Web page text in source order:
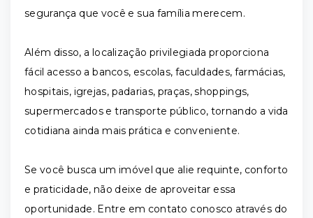
segurança que você e sua família merecem.
Além disso, a localização privilegiada proporciona
fácil acesso a bancos, escolas, faculdades, farmácias,
hospitais, igrejas, padarias, praças, shoppings,
supermercados e transporte público, tornando a vida
cotidiana ainda mais prática e conveniente.
Se você busca um imóvel que alie requinte, conforto
e praticidade, não deixe de aproveitar essa
oportunidade. Entre em contato conosco através do